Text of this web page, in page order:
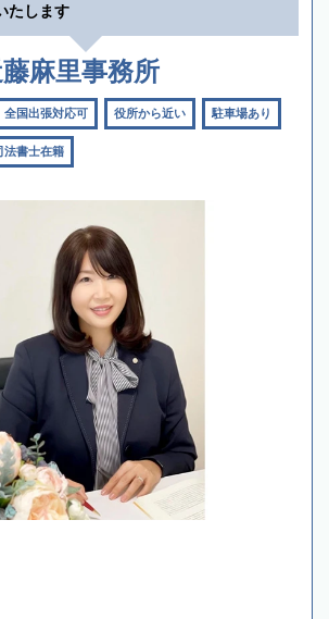
たします
麻里事務所
全国出張対応可 役所から近い 駐車場あり
法書士在籍